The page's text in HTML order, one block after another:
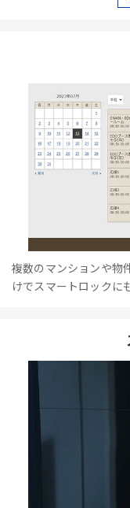
複数のマンションや物
けでスマートロックに